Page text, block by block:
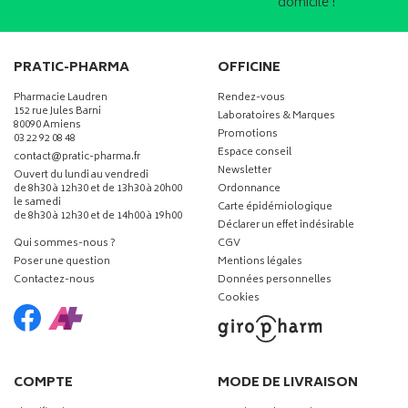
PRATIC-PHARMA
Pharmacie Laudren
152 rue Jules Barni
80090 Amiens
03 22 92 08 48
contact-
@-
pratic-pharma.fr
Ouvert du lundi au vendredi
de 8h30 à 12h30 et de 13h30 à 20h00
le samedi
de 8h30 à 12h30 et de 14h00 à 19h00
Qui sommes-nous ?
Poser une question
Contactez-nous
OFFICINE
Rendez-vous
Laboratoires & Marques
Promotions
Espace conseil
Newsletter
Ordonnance
Carte épidémiologique
Déclarer un effet indésirable
CGV
Mentions légales
Données personnelles
Cookies
COMPTE MODE DE LIVRAISON